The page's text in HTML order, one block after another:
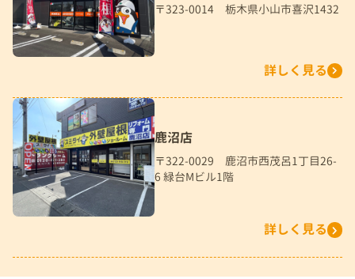
〒323-0014 栃木県小山市喜沢1432
詳しく見る
鹿沼店
〒322-0029 鹿沼市西茂呂1丁目26-
6 緑台Mビル1階
詳しく見る